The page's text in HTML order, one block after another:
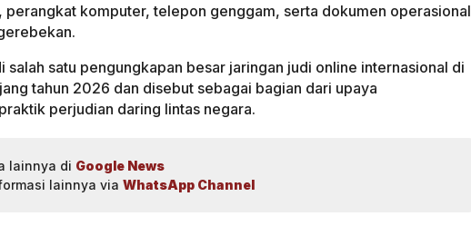
perangkat komputer, telepon genggam, serta dokumen operasional
salah satu pengungkapan besar jaringan judi online internasional di
tahun 2026 dan disebut sebagai bagian dari upaya
perjudian daring lintas negara.
lainnya di Google News
lainnya via WhatsApp Channel